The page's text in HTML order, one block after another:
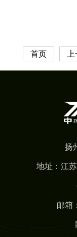
首页
扬
地址：江
邮箱